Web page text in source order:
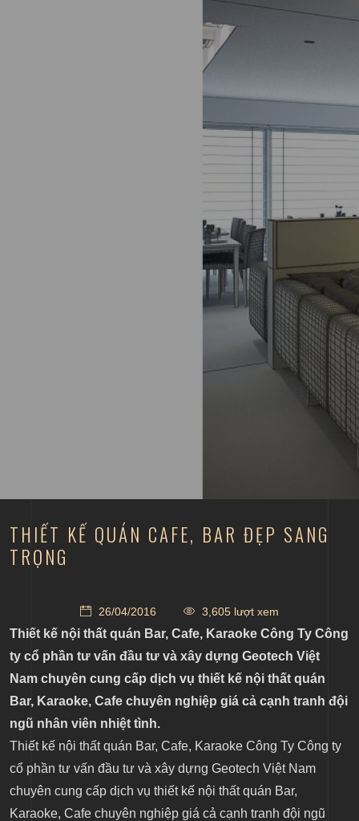
THIẾT KẾ QUÁN CAFE, BAR ĐẸP SANG
TRỌNG
26/04/2016 3,605 lượt xem
Thiết kế nội thất quán Bar, Cafe, Karaoke Công Ty Công
ty cổ phần tư vấn đầu tư và xây dựng Geotech Việt
Nam chuyên cung cấp dịch vụ thiết kế nội thất quán
Bar, Karaoke, Cafe chuyên nghiệp giá cả cạnh tranh đội
ngũ nhân viên nhiệt tình.
Thiết kế nội thất quán Bar, Cafe, Karaoke Công Ty Công ty
cổ phần tư vấn đầu tư và xây dựng Geotech Việt Nam
chuyên cung cấp dịch vụ thiết kế nội thất quán Bar,
Karaoke, Cafe chuyên nghiệp giá cả cạnh tranh đội ngũ